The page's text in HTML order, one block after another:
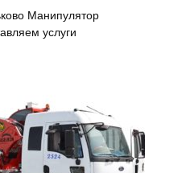
Манипулятор
услуги